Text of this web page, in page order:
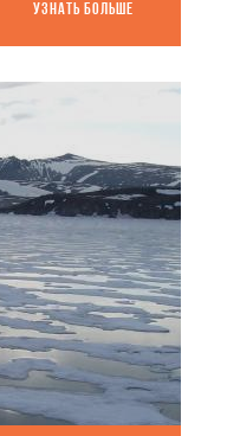
УЗНАТЬ БОЛЬШЕ